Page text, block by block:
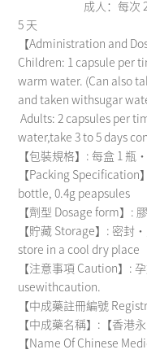
成人：每次 2 粒，
5 天
【Administration and
Children: 1 capsule per
warm water. (Can also
and taken withsugar
Adults: 2 capsules per
water,take 3 to 5 days
【包裝規格】: 每盒 1 瓶
【Packing Specification
bottle, 0.4g peapsules
【劑型 Dosage form】:
【貯藏 Storage】: 密封
store in a cool dry place
【注意事項 Caution】:
usewithcaution.
【中成藥註冊編號
【中成藥名稱】:【香港
【Name Of Chinese